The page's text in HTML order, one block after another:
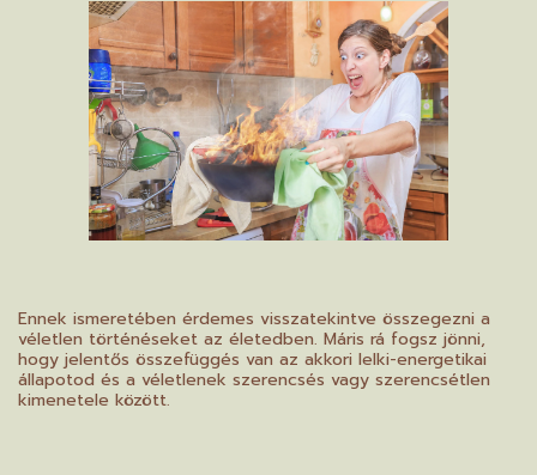
Ennek ismeretében érdemes visszatekintve összegezni a
véletlen történéseket az életedben. Máris rá fogsz jönni,
hogy jelentős összefüggés van az akkori lelki-energetikai
állapotod és a véletlenek szerencsés vagy szerencsétlen
kimenetele között.